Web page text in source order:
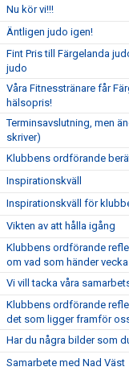
Nu kör vi!!!
Äntligen judo igen!
Fint Pris till Färgelanda
judo
Våra Fitnesstränare får
hälsopris!
Terminsavslutning, men
skriver)
Klubbens ordförande
Inspirationskväll
Inspirationskväll för
Vikten av att hålla igång
Klubbens ordförande
om vad som händer
Vi vill tacka våra
Klubbens ordförande
det som ligger framför
Har du några bilder som
Samarbete med Nad Väst